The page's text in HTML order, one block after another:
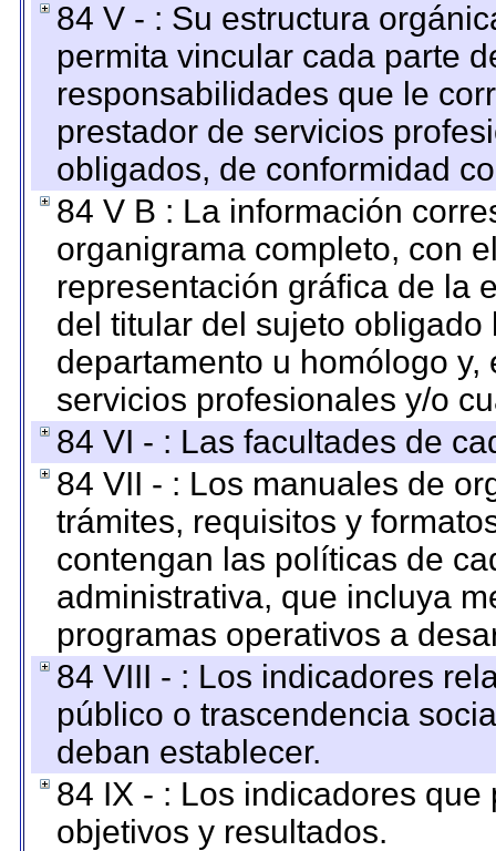
84 V - : Su estructura
permita vincular cada parte
responsabilidades que le
prestador de servicios
obligados, de conformidad
84 V B : La información
organigrama completo, con
representación gráfica de la
del titular del sujeto
departamento u homólogo
servicios profesionales y/o
84 VI - : Las facultades de
84 VII - : Los manuales de
trámites, requisitos y
contengan las políticas de
administrativa, que incluya
programas operativos a
84 VIII - : Los indicadores
público o trascendencia
deban establecer.
84 IX - : Los indicadores
objetivos y resultados.